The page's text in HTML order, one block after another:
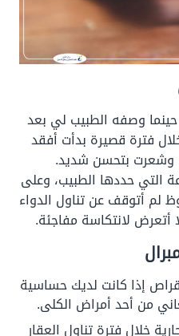
حينما وصفه الطبيب لي بعد
فترة قصيرة بدأت أفقد
وشعرت بتحسن شديد.
التي حددها الطبيب، وعلى
لم أتوقف عن تناول الدواء
أتعرض لانتكاسة مفاجئة.
إذا كانت لديك حساسية
من أحد أمراض الكلى.
خلال فترة تناول العقار